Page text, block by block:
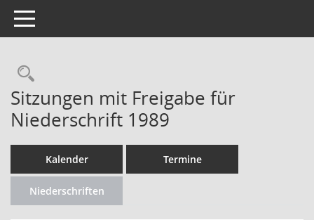
Toggle navigation
Rechercheauswahl
Sitzungen mit Freigabe für
Niederschrift 1989
Kalender Termine
Niederschriften